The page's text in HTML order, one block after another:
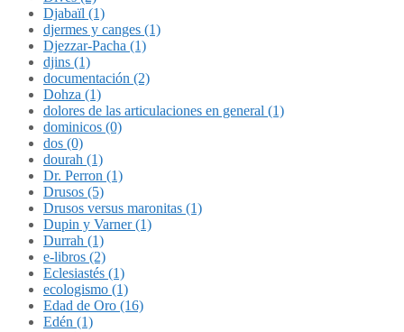
Djabaïl (1)
djermes y canges (1)
Djezzar-Pacha (1)
djins (1)
documentación (2)
Dohza (1)
dolores de las articulaciones en general (1)
dominicos (0)
dos (0)
dourah (1)
Dr. Perron (1)
Drusos (5)
Drusos versus maronitas (1)
Dupin y Varner (1)
Durrah (1)
e-libros (2)
Eclesiastés (1)
ecologismo (1)
Edad de Oro (16)
Edén (1)